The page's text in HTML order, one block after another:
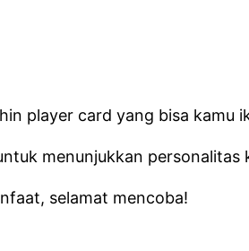
player card yang bisa kamu
menunjukkan personalitas
selamat mencoba!